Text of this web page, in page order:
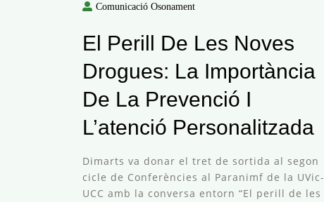
Comunicació Osonament
El Perill De Les Noves
Drogues: La Importància
De La Prevenció I
L’atenció Personalitzada
Dimarts va donar el tret de sortida al segon
cicle de Conferències al Paranimf de la UVic-
UCC amb la conversa entorn “El perill de les